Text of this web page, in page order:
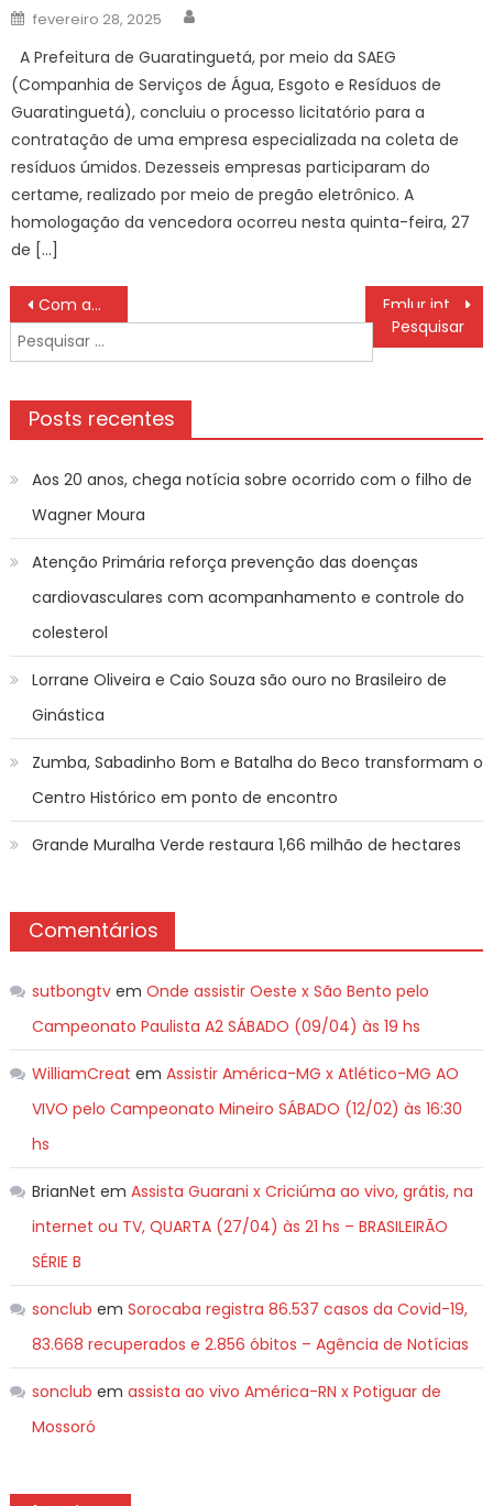
Posted
on
fevereiro 28, 2025
A Prefeitura de Guaratinguetá, por meio da SAEG
(Companhia de Serviços de Água, Esgoto e Resíduos de
Guaratinguetá), concluiu o processo licitatório para a
contratação de uma empresa especializada na coleta de
resíduos úmidos. Dezesseis empresas participaram do
certame, realizado por meio de pregão eletrônico. A
homologação da vencedora ocorreu nesta quinta-feira, 27
de […]
Navegação
de
Post
Com apoio do Governo do Estado, Mato Grosso do Sul entra na corrida das agtechs com ecossistema voltado ao agro do futuro
Pesquisar
por:
Posts recentes
Aos 20 anos, chega notícia sobre ocorrido com o filho de
Wagner Moura
Atenção Primária reforça prevenção das doenças
cardiovasculares com acompanhamento e controle do
colesterol
Lorrane Oliveira e Caio Souza são ouro no Brasileiro de
Ginástica
Zumba, Sabadinho Bom e Batalha do Beco transformam o
Centro Histórico em ponto de encontro
Grande Muralha Verde restaura 1,66 milhão de hectares
Comentários
sutbongtvem Onde assistir Oeste x São Bento pelo
Campeonato Paulista A2 SÁBADO (09/04) às 19 hs
WilliamCreat em Assistir América-MG x Atlético-MG AO
VIVO pelo Campeonato Mineiro SÁBADO (12/02) às 16:30
hs
BrianNet em Assista Guarani x Criciúma ao vivo, grátis, na
internet ou TV, QUARTA (27/04) às 21 hs – BRASILEIRÃO
SÉRIE B
sonclub em Sorocaba registra 86.537 casos da Covid-19,
83.668 recuperados e 2.856 óbitos – Agência de Notícias
sonclub em assista ao vivo América-RN x Potiguar de
Mossoró